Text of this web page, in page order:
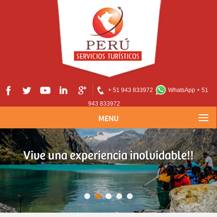
+ 51 943 833972 WhatsApp + 51
943 833972
MENU
Vive una experiencia inolvidable!!